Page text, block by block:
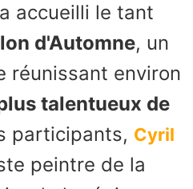
accueilli le tant
d'Automne, un
réunissant environ
talentueux de
participants, Cyril
peintre de la